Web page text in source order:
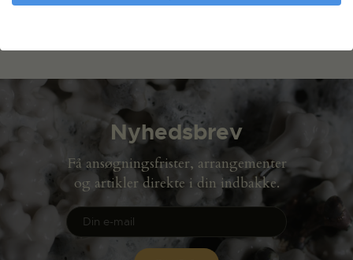
Nyhedsbrev
Få ansøgningsfrister, arrangementer
og artikler direkte i din indbakke.